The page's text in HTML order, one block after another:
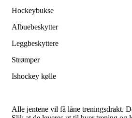
Hockeybukse
Albuebeskytter
Leggbeskyttere
Strømper
Ishockey kølle
Alle jentene vil få låne treningsdrakt.